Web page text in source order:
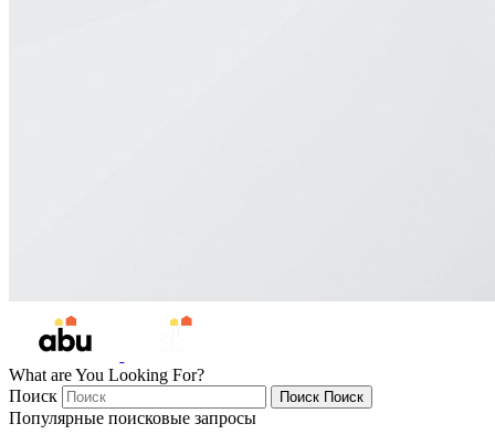
What are You Looking For?
Поиск
Поиск Поиск
Популярные поисковые запросы